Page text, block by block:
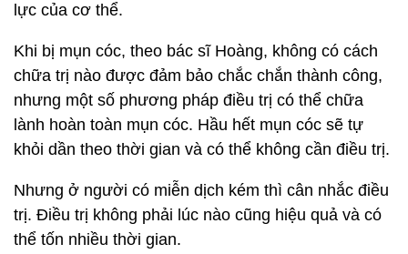
lực của cơ thể.
Khi bị mụn cóc, theo bác sĩ Hoàng, không có cách
chữa trị nào được đảm bảo chắc chắn thành công,
nhưng một số phương pháp điều trị có thể chữa
lành hoàn toàn mụn cóc. Hầu hết mụn cóc sẽ tự
khỏi dần theo thời gian và có thể không cần điều trị.
Nhưng ở người có miễn dịch kém thì cân nhắc điều
trị. Điều trị không phải lúc nào cũng hiệu quả và có
thể tốn nhiều thời gian.